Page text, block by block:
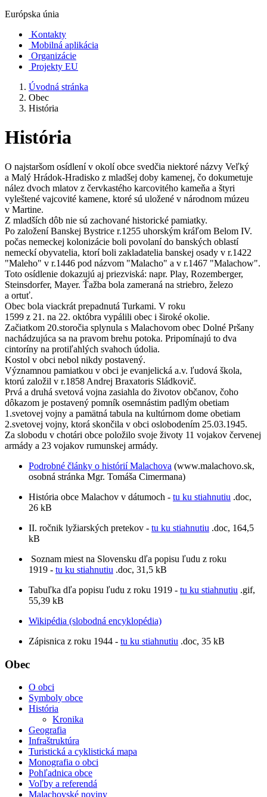
Európska únia
Kontakty
Mobilná aplikácia
Organizácie
Projekty EU
Úvodná stránka
Obec
História
História
O najstaršom osídlení v okolí obce svedčia niektoré názvy Veľký
a Malý Hrádok-Hradisko z mladšej doby kamenej, čo dokumetuje
nález dvoch mlatov z červkastého karcovitého kameňa a štyri
vyleštené vajcovité kamene, ktoré sú uložené v národnom múzeu
v Martine.
Z mladších dôb nie sú zachované historické pamiatky.
Po založení Banskej Bystrice r.1255 uhorským kráľom Belom IV.
počas nemeckej kolonizácie boli povolaní do banských oblastí
nemeckí obyvatelia, ktorí boli zakladatelia banskej osady v r.1422
"Maleho" v r.1446 pod názvom "Malacho" a v r.1467 "Malachow".
Toto osídlenie dokazujú aj priezviská: napr. Play, Rozemberger,
Steinsdorfer, Mayer. Ťažba bola zameraná na striebro, železo
a ortuť.
Obec bola viackrát prepadnutá Turkami. V roku
1599 z 21. na 22. októbra vypálili obec i široké okolie.
Začiatkom 20.storočia splynula s Malachovom obec Dolné Pršany
nachádzujúca sa na pravom brehu potoka. Pripomínajú to dva
cintoríny na protiľahlých svahoch údolia.
Kostol v obci nebol nikdy postavený.
Významnou pamiatkou v obci je evanjelická a.v. ľudová škola,
ktorú založil v r.1858 Andrej Braxatoris Sládkovič.
Prvá a druhá svetová vojna zasiahla do životov občanov, čoho
dôkazom je postavený pomník osemnástim padlým obetiam
1.svetovej vojny a pamätná tabula na kultúrnom dome obetiam
2.svetovej vojny, ktorá skončila v obci oslobodením 25.03.1945.
Za slobodu v chotári obce položilo svoje životy 11 vojakov červenej
armády a 23 vojakov rumunskej armády.
Podrobné články o histórií Malachova (www.malachovo.sk,
osobná stránka Mgr. Tomáša Cimermana)
História obce Malachov v dátumoch - tu ku stiahnutiu .doc,
26 kB
II. ročnik lyžiarských pretekov - tu ku stiahnutiu .doc, 164,5
kB
Soznam miest na Slovensku dľa popisu ľudu z roku
1919 - tu ku stiahnutiu .doc, 31,5 kB
Tabuľka dľa popisu ľudu z roku 1919 - tu ku stiahnutiu .gif,
55,39 kB
Wikipédia (slobodná encyklopédia)
Zápisnica z roku 1944 - tu ku stiahnutiu .doc, 35 kB
Obec
O obci
Symboly obce
História
Kronika
Geografia
Infraštruktúra
Turistická a cyklistická mapa
Monografia o obci
Pohľadnica obce
Voľby a referendá
Malachovské noviny